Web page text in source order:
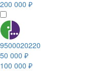
200 000 ₽
9500020220
50 000 ₽
100 000 ₽